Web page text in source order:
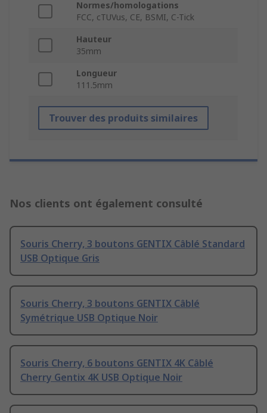
Normes/homologations
FCC, cTUVus, CE, BSMI, C-Tick
Hauteur
35mm
Longueur
111.5mm
Trouver des produits similaires
Nos clients ont également consulté
Souris Cherry, 3 boutons GENTIX Câblé Standard
USB Optique Gris
Souris Cherry, 3 boutons GENTIX Câblé
Symétrique USB Optique Noir
Souris Cherry, 6 boutons GENTIX 4K Câblé
Cherry Gentix 4K USB Optique Noir